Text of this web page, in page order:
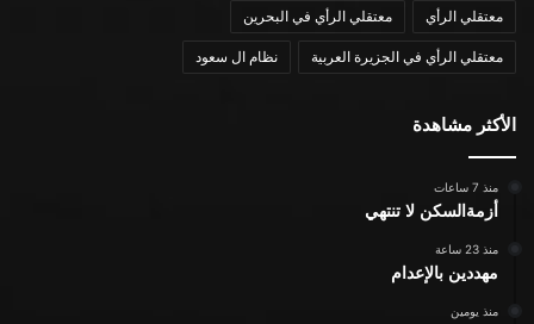
معتقلي الرأي معتقلي الرأي في البحرين
معتقلي الرأي في الجزيرة العربية نظام ال سعود
الأكثر مشاهدة
منذ 7 ساعات
أزمةالسكن لا تنتهي
منذ 23 ساعة
مهددين بالإعدام
منذ يومين